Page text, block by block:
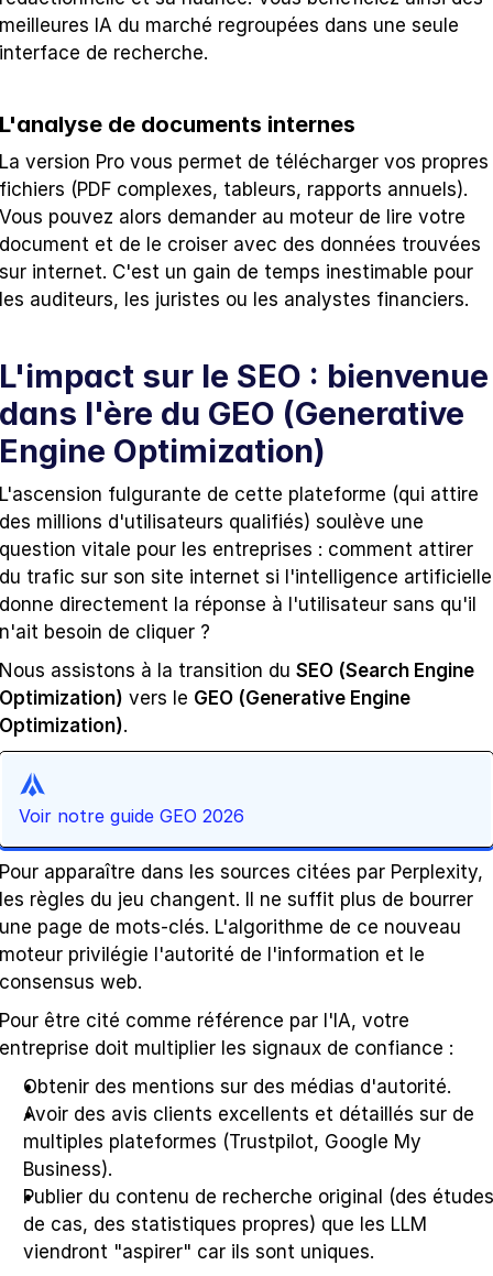
meilleures IA du marché regroupées dans une seule
interface de recherche.
L'analyse de documents internes
La version Pro vous permet de télécharger vos propres
fichiers (PDF complexes, tableurs, rapports annuels).
Vous pouvez alors demander au moteur de lire votre
document et de le croiser avec des données trouvées
sur internet. C'est un gain de temps inestimable pour
les auditeurs, les juristes ou les analystes financiers.
L'impact sur le SEO : bienvenue
dans l'ère du GEO (Generative
Engine Optimization)
L'ascension fulgurante de cette plateforme (qui attire
des millions d'utilisateurs qualifiés) soulève une
question vitale pour les entreprises : comment attirer
du trafic sur son site internet si l'intelligence artificielle
donne directement la réponse à l'utilisateur sans qu'il
n'ait besoin de cliquer ?
Nous assistons à la transition du SEO (Search Engine
Optimization) vers le GEO (Generative Engine
Optimization).
Voir notre guide GEO 2026
Pour apparaître dans les sources citées par Perplexity,
les règles du jeu changent. Il ne suffit plus de bourrer
une page de mots-clés. L'algorithme de ce nouveau
moteur privilégie l'autorité de l'information et le
consensus web.
Pour être cité comme référence par l'IA, votre
entreprise doit multiplier les signaux de confiance :
Obtenir des mentions sur des médias d'autorité.
Avoir des avis clients excellents et détaillés sur de
multiples plateformes (Trustpilot, Google My
Business).
Publier du contenu de recherche original (des études
de cas, des statistiques propres) que les LLM
viendront "aspirer" car ils sont uniques.